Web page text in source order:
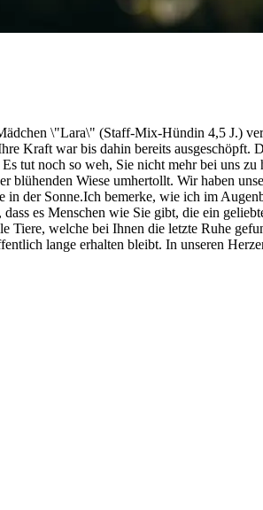
\"Lara\" (Staff-Mix-Hündin 4,5 J.)
Kraft war bis dahin bereits
tut noch so weh, Sie nicht mehr bei uns
Wiese umhertollt. Wir haben
in der Sonne.Ich bemerke, wie ich im
es Menschen wie Sie gibt, die ein
Tiere, welche bei Ihnen die letzte Ruhe
lange erhalten bleibt. In unseren